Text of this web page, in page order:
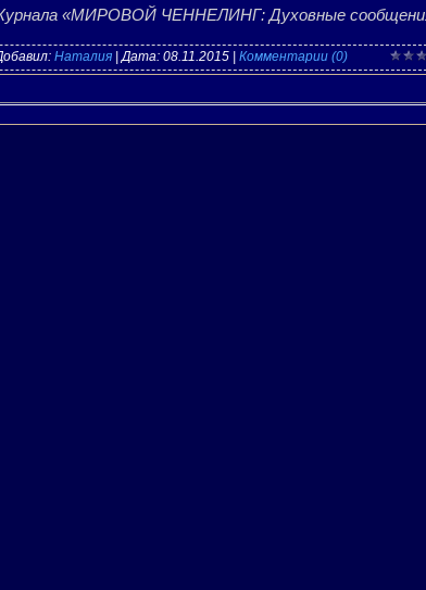
Журнала «МИРОВОЙ ЧЕННЕЛИНГ: Духовные
Наталия | Дата: 08.11.2015 Комментарии (0)